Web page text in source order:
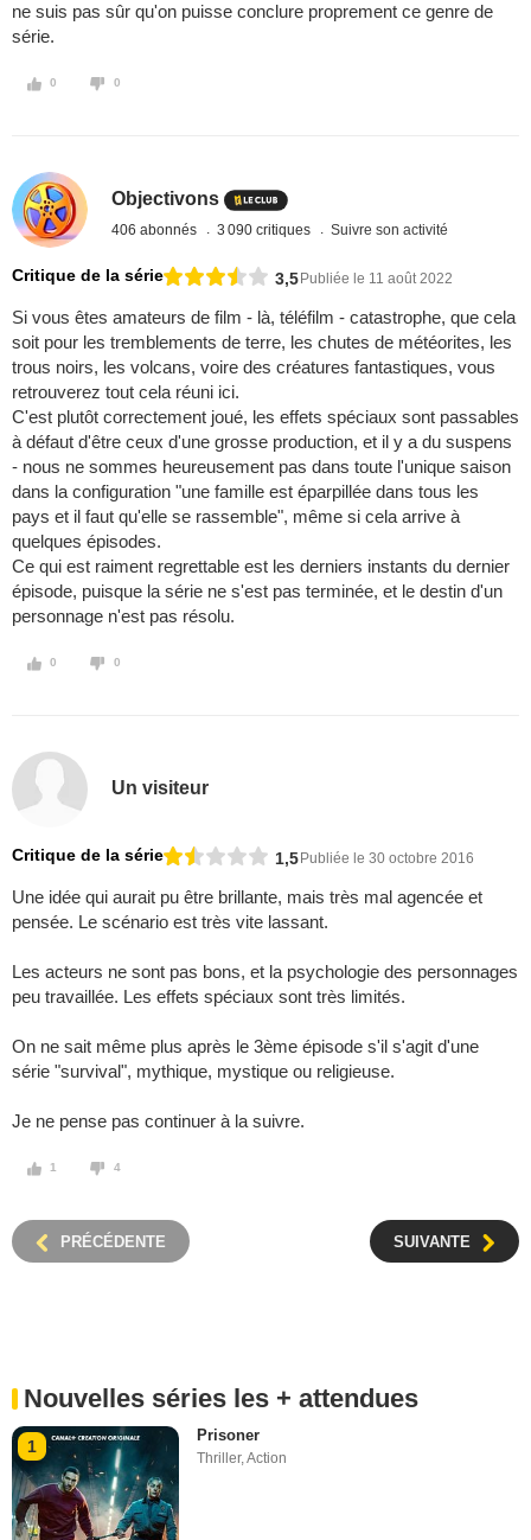
ne suis pas sûr qu'on puisse conclure proprement ce genre de
série.
0 0
Objectivons
406 abonnés 3 090 critiques Suivre son activité
Critique de la série 3,5 Publiée le 11 août 2022
Si vous êtes amateurs de film - là, téléfilm - catastrophe, que cela
soit pour les tremblements de terre, les chutes de météorites, les
trous noirs, les volcans, voire des créatures fantastiques, vous
retrouverez tout cela réuni ici.
C'est plutôt correctement joué, les effets spéciaux sont passables
à défaut d'être ceux d'une grosse production, et il y a du suspens
- nous ne sommes heureusement pas dans toute l'unique saison
dans la configuration "une famille est éparpillée dans tous les
pays et il faut qu'elle se rassemble", même si cela arrive à
quelques épisodes.
Ce qui est raiment regrettable est les derniers instants du dernier
épisode, puisque la série ne s'est pas terminée, et le destin d'un
personnage n'est pas résolu.
0 0
Un visiteur
Critique de la série 1,5 Publiée le 30 octobre 2016
Une idée qui aurait pu être brillante, mais très mal agencée et
pensée. Le scénario est très vite lassant.
Les acteurs ne sont pas bons, et la psychologie des personnages
peu travaillée. Les effets spéciaux sont très limités.
On ne sait même plus après le 3ème épisode s'il s'agit d'une
série "survival", mythique, mystique ou religieuse.
Je ne pense pas continuer à la suivre.
1 4
PRÉCÉDENTE SUIVANTE
Nouvelles séries les + attendues
1
Prisoner
Thriller,Action